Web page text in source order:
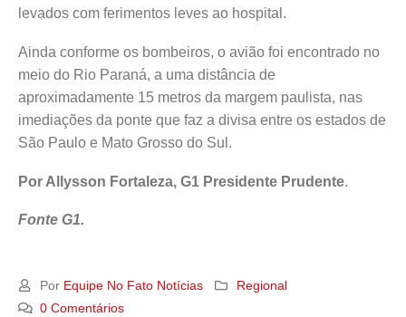
levados com ferimentos leves ao hospital.
Ainda conforme os bombeiros, o avião foi encontrado no
meio do Rio Paraná, a uma distância de
aproximadamente 15 metros da margem paulista, nas
imediações da ponte que faz a divisa entre os estados de
São Paulo e Mato Grosso do Sul.
Por Allysson Fortaleza, G1 Presidente Prudente.
Fonte G1.
Por Equipe No Fato Notícias
Regional
0 Comentários